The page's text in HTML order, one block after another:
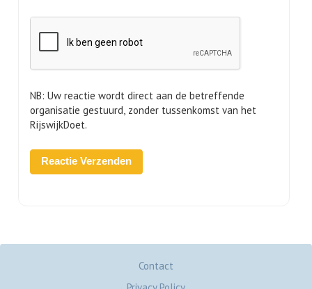
NB: Uw reactie wordt direct aan de betreffende
organisatie gestuurd, zonder tussenkomst van het
RijswijkDoet.
Contact